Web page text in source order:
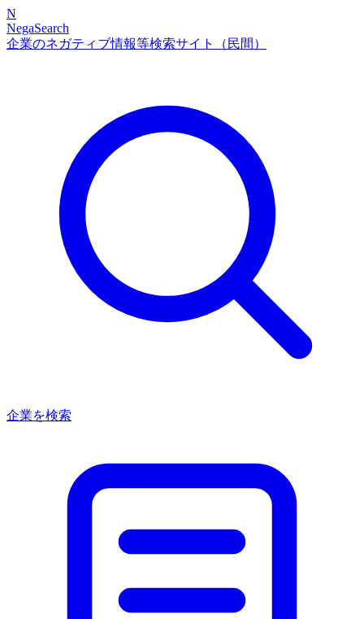
N
NegaSearch
企業のネガティブ情報等検索サイト（民間）
企業を検索